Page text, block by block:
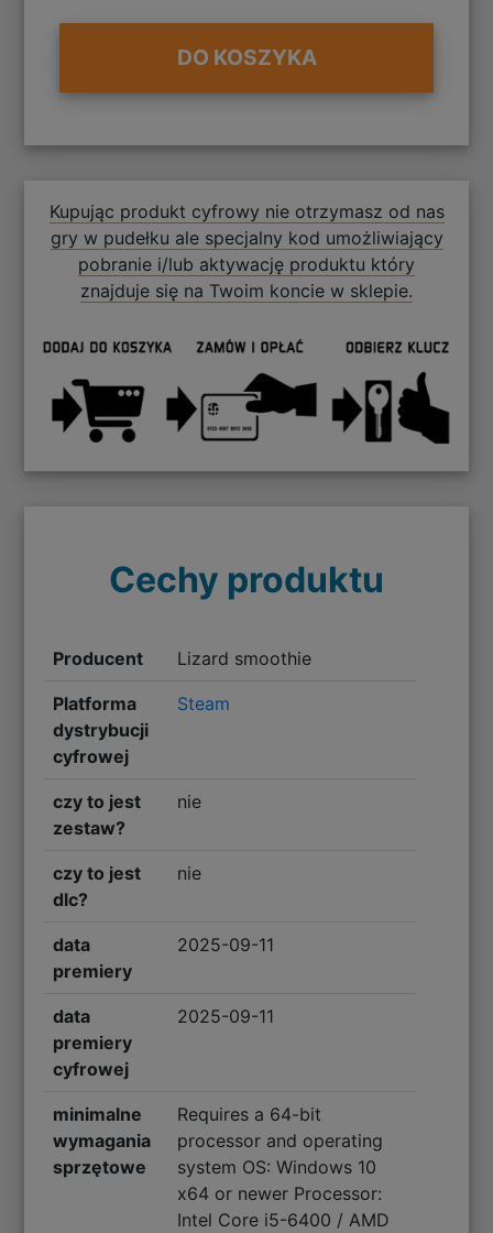
DO KOSZYKA
Kupując produkt cyfrowy nie otrzymasz od nas
gry w pudełku ale specjalny kod umożliwiający
pobranie i/lub aktywację produktu który
znajduje się na Twoim koncie w sklepie.
Cechy produktu
Producent Lizard smoothie
Platforma
dystrybucji
cyfrowej
Steam
czy to jest
zestaw?
nie
czy to jest
dlc?
nie
data
premiery
2025-09-11
data
premiery
cyfrowej
2025-09-11
minimalne
wymagania
sprzętowe
Requires a 64-bit
processor and operating
system OS: Windows 10
x64 or newer Processor:
Intel Core i5-6400 / AMD